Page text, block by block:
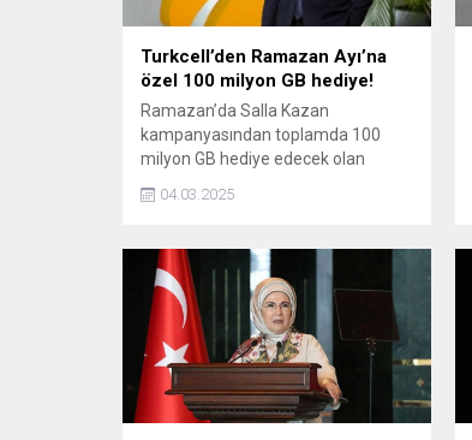
Turkcell’den Ramazan Ayı’na
özel 100 milyon GB hediye!
Ramazan’da Salla Kazan
kampanyasından toplamda 100
milyon GB hediye edecek olan
Turkcell, bu seneki kampanyasına
paylaşmanın önemini vurgulamak
04.03.2025